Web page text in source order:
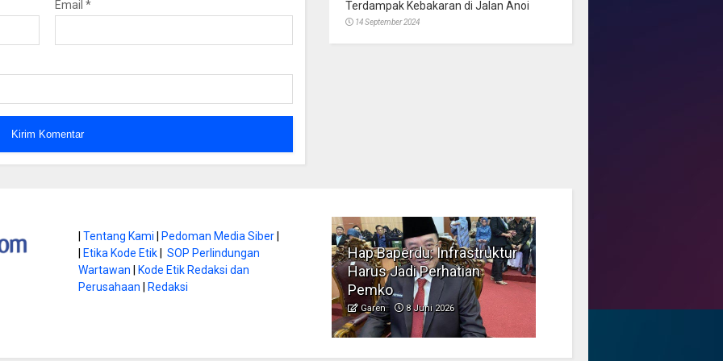
Email *
Terdampak Kebakaran di Jalan Anoi
14 September 2024
|Tentang Kami Pedoman Media Siber
Etika Kode Etik |SOP Perlindungan
Wartawan
Kode Etik Redaksi dan
Perusahaan
Redaksi
di Gunung
Ini
Literasi Jadi Bekal Utama
Siswa di Era Digital
Hap Baperdu: Infrastruktur
Harus Jadi Perhatian
Pemko
Garen 8 Juni 2026 Garen 6 Juni 2026